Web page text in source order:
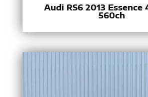
Audi RS6 2013 Essence
560ch